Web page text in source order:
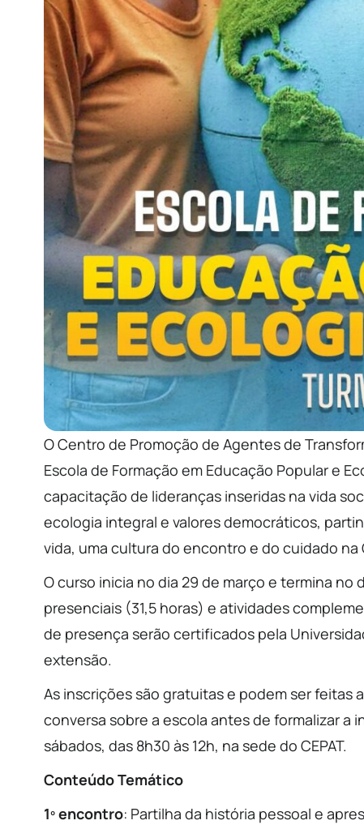
O Centro de Promoção de Agentes de
Escola de Formação em Educação Popular e
capacitação de lideranças inseridas na vida
ecologia integral e valores democráticos,
vida, uma cultura do encontro e do cuidado na
O curso inicia no dia 29 de março e termina
presenciais (31,5 horas) e atividades
de presença serão certificados pela
extensão.
As inscrições são gratuitas e podem ser feitas
conversa sobre a escola antes de formalizar a
sábados, das 8h30 às 12h, na sede do CEPAT.
Conteúdo Temático
1º encontro: Partilha da história pessoal e